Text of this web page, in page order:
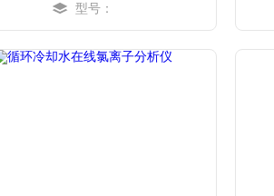
型号：